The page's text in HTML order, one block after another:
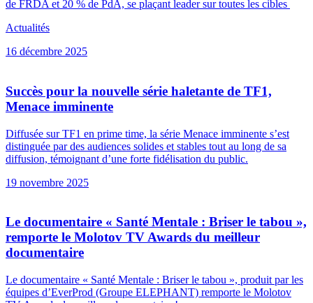
de FRDA et 20 % de PdA, se plaçant leader sur toutes les cibles
Actualités
16 décembre 2025
Succès pour la nouvelle série haletante de TF1,
Menace imminente
Diffusée sur TF1 en prime time, la série Menace imminente s’est
distinguée par des audiences solides et stables tout au long de sa
diffusion, témoignant d’une forte fidélisation du public.
19 novembre 2025
Le documentaire « Santé Mentale : Briser le tabou »,
remporte le Molotov TV Awards du meilleur
documentaire
Le documentaire « Santé Mentale : Briser le tabou », produit par les
équipes d’EverProd (Groupe ELEPHANT) remporte le Molotov